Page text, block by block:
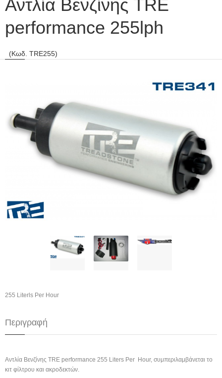
Αντλία Βενζίνης TRE
performance 255lph
(Κωδ. TRE255)
255 Literls Per Hour
Περιγραφή
Αντλία Βενζίνης TRE performance 255 Liters Per Hour, συμπεριλαμβάνεται το
κιτ φίλτρου και ακροδεκτών.